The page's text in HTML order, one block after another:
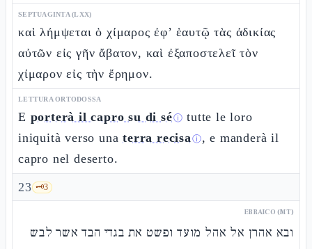
SEPTUAGINTA (LXX)
καὶ λήμψεται ὁ χίμαρος ἐφ’ ἑαυτῷ τὰς ἀδικίας
αὐτῶν εἰς γῆν ἄβατον, καὶ ἐξαποστελεῖ τὸν
χίμαρον εἰς τὴν ἔρημον.
LETTURA ORTODOSSA
E porterà il capro su di séⓘ tutte le loro
iniquità verso unaterra recisaⓘ, e manderà il
capro nel deserto.
23 🗝️3
EBRAICO (MT)
ובא אהרן אל אהל מועד ופשט את בגדי הבד אשר לבש